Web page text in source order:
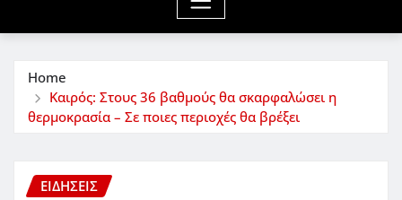
Home
Καιρός: Στους 36 βαθμούς θα σκαρφαλώσει η
θερμοκρασία – Σε ποιες περιοχές θα βρέξει
ΕΙΔΗΣΕΙΣ